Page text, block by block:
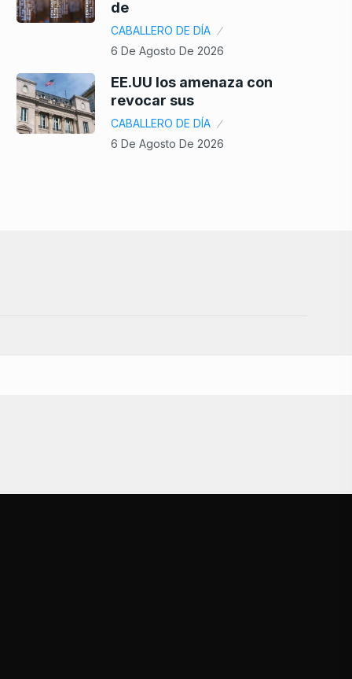
de
CABALLERO DE DÍA
6 De Agosto De 2026
EE.UU los amenaza con
revocar sus
CABALLERO DE DÍA
6 De Agosto De 2026